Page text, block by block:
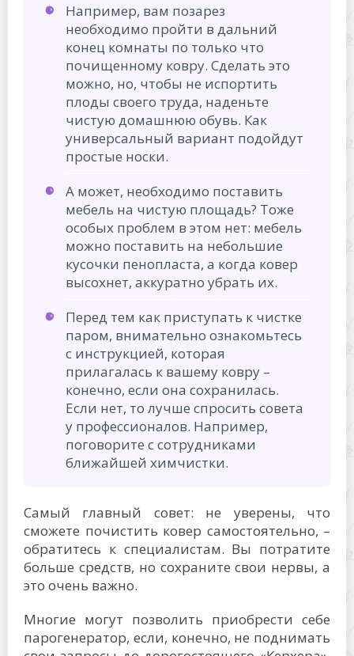
Например, вам позарез
необходимо пройти в дальний
конец комнаты по только что
почищенному ковру. Сделать это
можно, но, чтобы не испортить
плоды своего труда, наденьте
чистую домашнюю обувь. Как
универсальный вариант подойдут
простые носки.
А может, необходимо поставить
мебель на чистую площадь? Тоже
особых проблем в этом нет: мебель
можно поставить на небольшие
кусочки пенопласта, а когда ковер
высохнет, аккуратно убрать их.
Перед тем как приступать к чистке
паром, внимательно ознакомьтесь
с инструкцией, которая
прилагалась к вашему ковру –
конечно, если она сохранилась.
Если нет, то лучше спросить совета
у профессионалов. Например,
поговорите с сотрудниками
ближайшей химчистки.
Самый главный совет: не уверены, что
сможете почистить ковер самостоятельно, –
обратитесь к специалистам. Вы потратите
больше средств, но сохраните свои нервы, а
это очень важно.
Многие могут позволить приобрести себе
парогенератор, если, конечно, не поднимать